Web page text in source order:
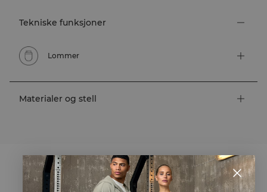
Tekniske funksjoner
Lommer
Materialer og stell
STYLE WITH